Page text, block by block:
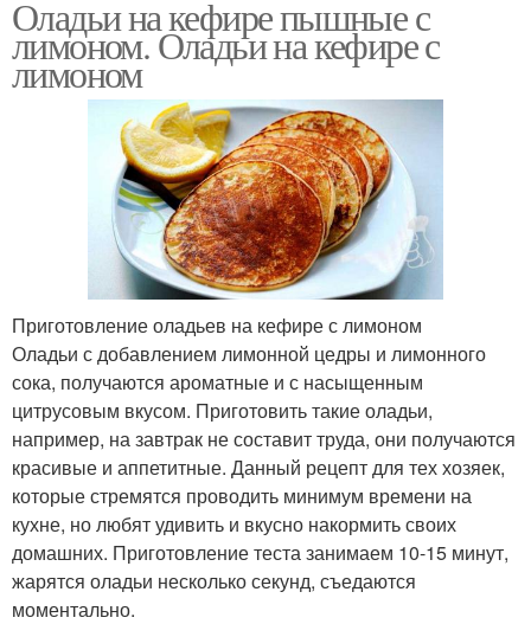
Оладьи на кефире пышные с
лимоном. Оладьи на кефире с
лимоном
Приготовление оладьев на кефире с лимоном
Оладьи с добавлением лимонной цедры и лимонного
сока, получаются ароматные и с насыщенным
цитрусовым вкусом. Приготовить такие оладьи,
например, на завтрак не составит труда, они получаются
красивые и аппетитные. Данный рецепт для тех хозяек,
которые стремятся проводить минимум времени на
кухне, но любят удивить и вкусно накормить своих
домашних. Приготовление теста занимаем 10-15 минут,
жарятся оладьи несколько секунд, съедаются
моментально.